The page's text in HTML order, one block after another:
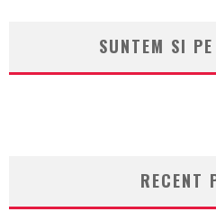
SUNTEM SI
RECENT